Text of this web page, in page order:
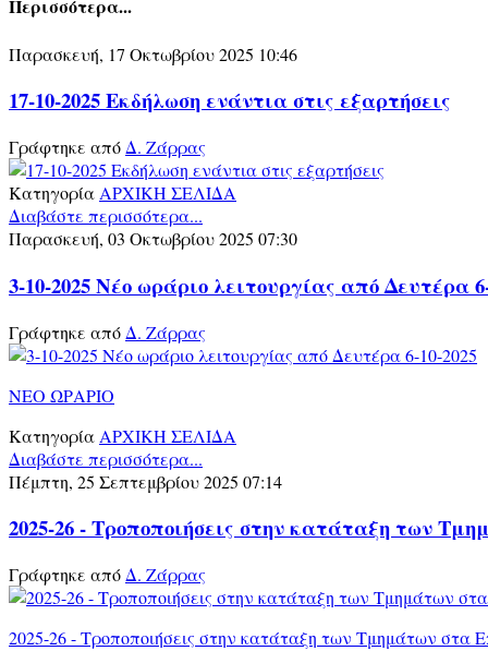
Περισσότερα...
Παρασκευή, 17 Οκτωβρίου 2025 10:46
17-10-2025 Εκδήλωση ενάντια στις εξαρτήσεις
Γράφτηκε από Δ. Ζάρρας
Κατηγορία ΑΡΧΙΚΗ ΣΕΛΙΔΑ
Διαβάστε περισσότερα...
Παρασκευή, 03 Οκτωβρίου 2025 07:30
3-10-2025 Νέο ωράριο λειτουργίας από Δευτέρα
Γράφτηκε από Δ. Ζάρρας
ΝΕΟ ΩΡΑΡΙΟ
Κατηγορία ΑΡΧΙΚΗ ΣΕΛΙΔΑ
Διαβάστε περισσότερα...
Πέμπτη, 25 Σεπτεμβρίου 2025 07:14
2025-26 - Τροποποιήσεις στην κατάταξη των
Γράφτηκε από Δ. Ζάρρας
2025-26 - Τροποποιήσεις στην κατάταξη των Τμημάτων στα